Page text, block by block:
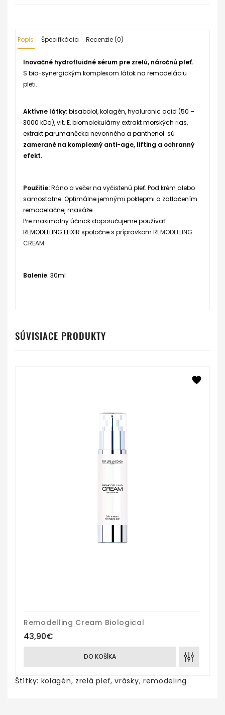
Popis Špecifikácia Recenzie (0)
Inovačné hydrofluidné sérum pre zrelú, náročnú pleť.
S bio-synergickým komplexom látok na remodeláciu
pleti.
Aktívne látky:bisabolol, kolagén, hyaluronic acid (50 –
3000 kDa), vit. E, biomolekulárny extrakt morských rias,
extrakt parumančeka nevonného a panthenol sú
zamerané na komplexný anti-age, lifting a ochranný
efekt.
Použitie:Ráno a večer na vyčistenú pleť. Pod krém alebo
samostatne. Optimálne jemnými poklepmi a zatlačením
remodelačnej masáže.
Pre maximálny účinok doporučujeme používať
REMODELLING ELIXIR spoločne s prípravkom REMODELLING
CREAM.
Balenie: 30ml
SÚVISIACE PRODUKTY
Remodelling Cream Biological
43,90€
DO KOŠÍKA
Štítky: kolagén, zrelá pleť,vrásky, remodeling